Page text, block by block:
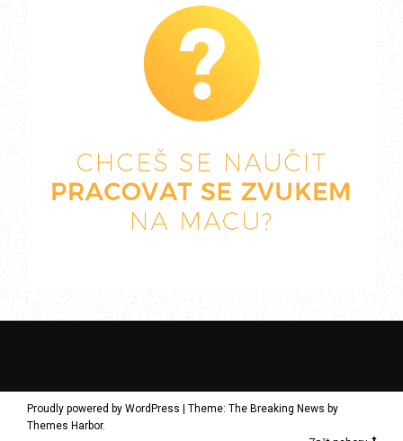
Proudly powered by WordPress
Theme: The Breaking News by
Themes Harbor.